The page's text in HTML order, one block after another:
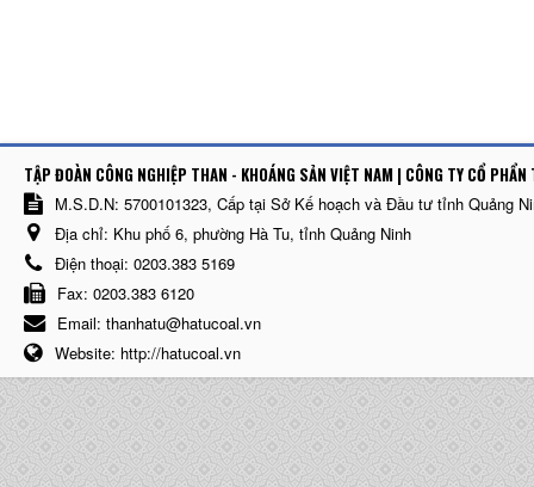
TẬP ĐOÀN CÔNG NGHIỆP THAN - KHOÁNG SẢN VIỆT NAM | CÔNG TY CỔ
M.S.D.N: 5700101323, Cấp tại Sở Kế hoạch và Đầu tư tỉnh Quảng
Địa chỉ: Khu phố 6, phường Hà Tu, tỉnh Quảng Ninh
Điện thoại: 0203.383 5169
Fax: 0203.383 6120
Email: thanhatu@hatucoal.vn
Website: http://hatucoal.vn